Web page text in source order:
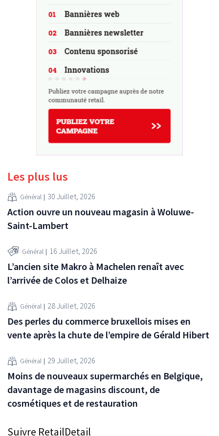
Les plus lus
Général 30 Juillet, 2026
Action ouvre un nouveau magasin à Woluwe-
Saint-Lambert
Général 16 Juillet, 2026
L’ancien site Makro à Machelen renaît avec
l’arrivée de Colos et Delhaize
Général 28 Juillet, 2026
Des perles du commerce bruxellois mises en
vente après la chute de l’empire de Gérald Hibert
Général 29 Juillet, 2026
Moins de nouveaux supermarchés en Belgique,
davantage de magasins discount, de
cosmétiques et de restauration
Suivre RetailDetail